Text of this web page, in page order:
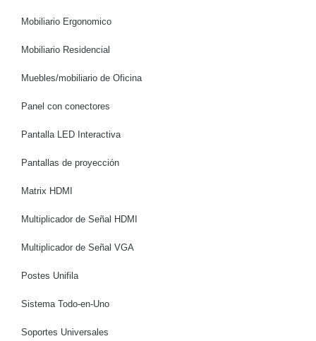
Mobiliario Ergonomico
Mobiliario Residencial
Muebles/mobiliario de Oficina
Panel con conectores
Pantalla LED Interactiva
Pantallas de proyección
Matrix HDMI
Multiplicador de Señal HDMI
Multiplicador de Señal VGA
Postes Unifila
Sistema Todo-en-Uno
Soportes Universales